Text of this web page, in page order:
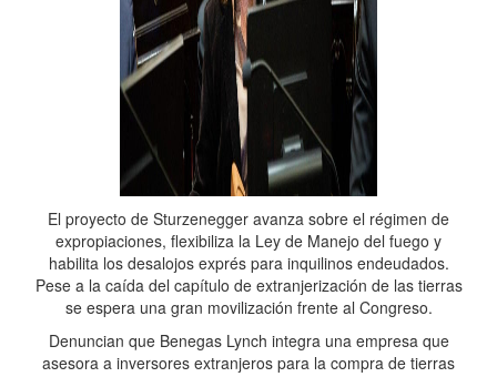
El proyecto de Sturzenegger avanza sobre el régimen de
expropiaciones, flexibiliza la Ley de Manejo del fuego y
habilita los desalojos exprés para inquilinos endeudados.
Pese a la caída del capítulo de extranjerización de las tierras
se espera una gran movilización frente al Congreso.
Denuncian que Benegas Lynch integra una empresa que
asesora a inversores extranjeros para la compra de tierras